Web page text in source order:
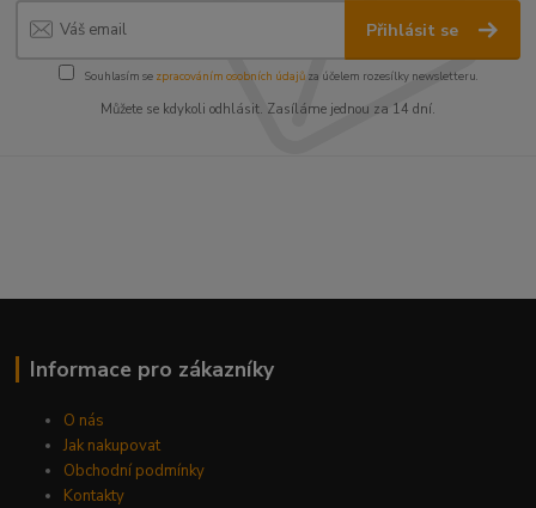
Přihlásit se
Souhlasím se zpracováním osobních údajůza účelem rozesílky newsletteru.
Můžete se kdykoli odhlásit. Zasíláme jednou za 14 dní.
Informace pro zákazníky
O nás
Jak nakupovat
Obchodní podmínky
Kontakty